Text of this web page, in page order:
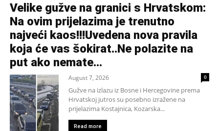
Velike gužve na granici s Hrvatskom:
Na ovim prijelazima je trenutno
najveći kaos!!!Uvedena nova pravila
koja će vas šokirat..Ne polazite na
put ako nemate...
August 7, 2026 0
Gužve na izlazu iz Bosne i Hercegovine prema
Hrvatskoj jutros su posebno izražene na
prijelazima Kostajnica, Kozarska...
Read more